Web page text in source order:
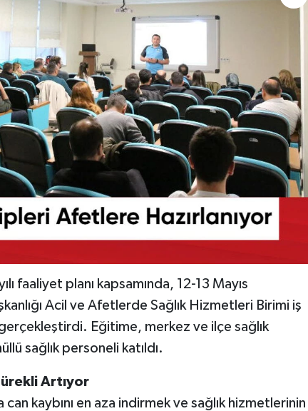
faaliyet planı kapsamında, 12-13 Mayıs
Acil ve Afetlerde Sağlık Hizmetleri Birimi iş
Eğitime, merkez ve ilçe sağlık
sağlık personeli katıldı.
Artıyor
kaybını en aza indirmek ve sağlık hizmetlerinin